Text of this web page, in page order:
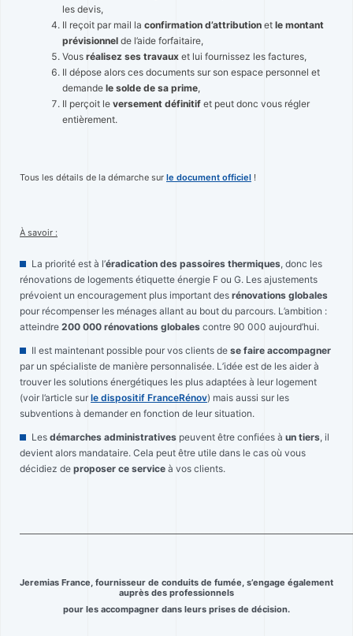
les devis,
Il reçoit par mail la confirmation d’attribution et le montant
prévisionnel de l’aide forfaitaire,
Vous réalisez ses travaux et lui fournissez les factures,
Il dépose alors ces documents sur son espace personnel et
demande le solde de sa prime,
Il perçoit le versement définitif et peut donc vous régler
entièrement.
Tous les détails de la démarche sur le document officiel !
À savoir :
La priorité est à l’éradication des passoires thermiques , donc les
rénovations de logements étiquette énergie F ou G. Les ajustements
prévoient un encouragement plus important des rénovations globales
pour récompenser les ménages allant au bout du parcours. L’ambition :
atteindre 200 000 rénovations globales contre 90 000 aujourd’hui.
Il est maintenant possible pour vos clients de se faire accompagner
par un spécialiste de manière personnalisée. L’idée est de les aider à
trouver les solutions énergétiques les plus adaptées à leur logement
(voir l’article sur le dispositif FranceRénov) mais aussi sur les
subventions à demander en fonction de leur situation.
Les démarches administratives peuvent être confiées à un tiers , il
devient alors mandataire. Cela peut être utile dans le cas où vous
décidiez de proposer ce service à vos clients.
Jeremias France, fournisseur de conduits de fumée, s’engage également
auprès des professionnels
pour les accompagner dans leurs prises de décision.